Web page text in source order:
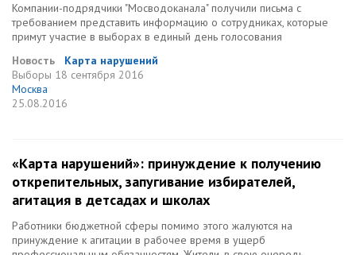
Компании-подрядчики "Мосводоканала" получили письма с
требованием представить информацию о сотрудниках, которые
примут участие в выборах в единый день голосования
Новость
Карта нарушений
Выборы 18 сентября 2016
Москва
25.08.2016
«Карта нарушений»: принуждение к получению
открепительных, запугивание избирателей,
агитация в детсадах и школах
Работники бюджетной сферы помимо этого жалуются на
принуждение к агитации в рабочее время в ущерб